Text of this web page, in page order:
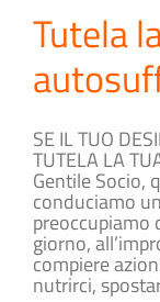
Tutela
SE IL TUO
TUTELA LA
Gentile Socio,
conduciamo
preoccupiamo
giorno,
compiere
nutrirci,